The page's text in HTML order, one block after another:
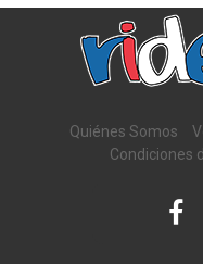
Quiénes Somos
Condiciones